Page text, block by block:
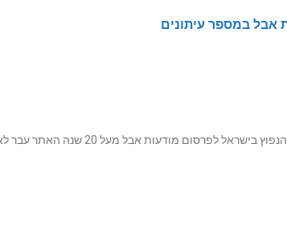
אבל במספר עיתונים
מודעות אבל מעל 20 שנה האתר עבר לאחרונה שדרוג מערכות על מנת שכל